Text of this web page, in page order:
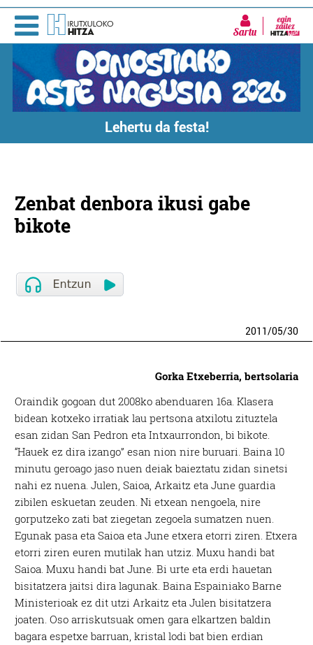
Sartu
Lehertu da festa!
Zenbat denbora ikusi gabe
bikote
2011/05/30
Gorka Etxeberria, bertsolaria
Oraindik gogoan dut 2008ko abenduaren 16a. Klasera
bidean kotxeko irratiak lau pertsona atxilotu zituztela
esan zidan San Pedron eta Intxaurrondon, bi bikote.
“Hauek ez dira izango” esan nion nire buruari. Baina 10
minutu geroago jaso nuen deiak baieztatu zidan sinetsi
nahi ez nuena. Julen, Saioa, Arkaitz eta June guardia
zibilen eskuetan zeuden. Ni etxean nengoela, nire
gorputzeko zati bat ziegetan zegoela sumatzen nuen.
Egunak pasa eta Saioa eta June etxera etorri ziren. Etxera
etorri ziren euren mutilak han utziz. Muxu handi bat
Saioa. Muxu handi bat June. Bi urte eta erdi hauetan
bisitatzera jaitsi dira lagunak. Baina Espainiako Barne
Ministerioak ez dit utzi Arkaitz eta Julen bisitatzera
joaten. Oso arriskutsuak omen gara elkartzen baldin
bagara espetxe barruan, kristal lodi bat bien erdian